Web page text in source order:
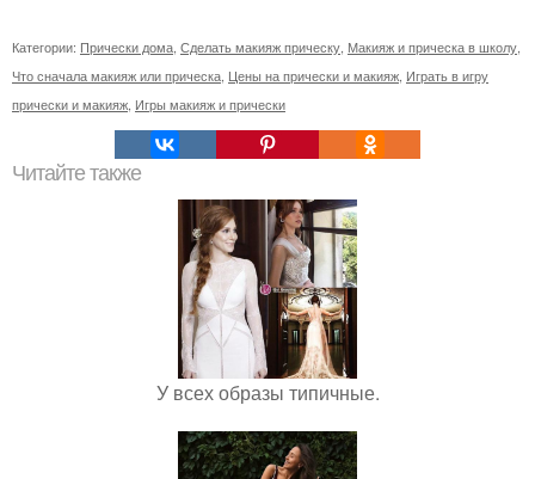
Категории: Прически дома Сделать макияж прическу Макияж и прическа в школу
Что сначала макияж или прическа Цены на прически и макияж Играть в игру
прически и макияж Игры макияж и прически
Читайте также
У всех образы типичные.